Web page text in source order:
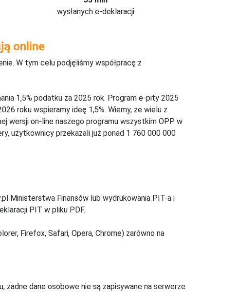
wysłanych e-deklaracji
online
W tym celu podjęliśmy współpracę z
1,5% podatku za 2025 rok. Program e-pity 2025
roku wspieramy ideę 1,5%. Wiemy, że wielu z
wersji on-line naszego programu wszystkim OPP w
użytkownicy przekazali już ponad 1 760 000 000
Ministerstwa Finansów lub wydrukowania PIT-a i
PIT w pliku PDF.
Firefox, Safari, Opera, Chrome) zarówno na
żadne dane osobowe nie są zapisywane na serwerze